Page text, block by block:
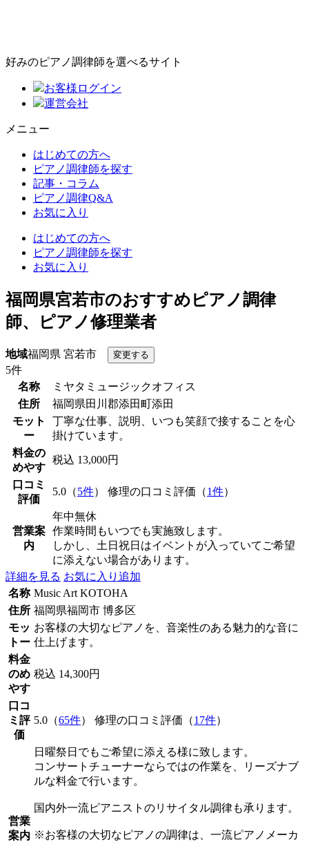
好みのピアノ調律師を選べるサイト
お客様ログイン
運営会社
メニュー
はじめての方へ
ピアノ調律師を探す
記事・コラム
ピアノ調律Q&A
お気に入り
はじめての方へ
ピアノ調律師を探す
お気に入り
福岡県宮若市のおすすめピアノ調律
師、ピアノ修理業者
地域福岡県 宮若市
5件
名称
ミヤタミュージックオフィス
住所
福岡県田川郡添田町添田
モット
ー
丁寧な仕事、説明、いつも笑顔で接することを心
掛けています。
料金の
めやす
税込 13,000円
口コミ
評価
5.0（5件） 修理の口コミ評価（1件）
営業案
内
年中無休
作業時間もいつでも実施致します。
しかし、土日祝日はイベントが入っていてご希望
に添えない場合があります。
詳細を見る お気に入り追加
名称 Music Art KOTOHA
住所 福岡県福岡市 博多区
モッ
トー
お客様の大切なピアノを、音楽性のある魅力的な音に
仕上げます。
料金
のめ
やす
税込 14,300円
口コ
ミ評
価
5.0（65件） 修理の口コミ評価（17件）
営業
案内
日曜祭日でもご希望に添える様に致します。
コンサートチューナーならではの作業を、リーズナブ
ルな料金で行います。
国内外一流ピアニストのリサイタル調律も承ります。
※お客様の大切なピアノの調律は、一流ピアノメーカ